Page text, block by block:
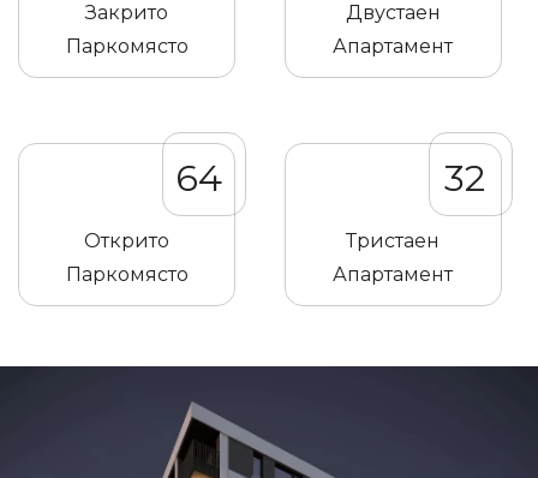
Закрито
Паркомясто
Двустаен
Апартамент
64
Открито
Паркомясто
32
Тристаен
Апартамент